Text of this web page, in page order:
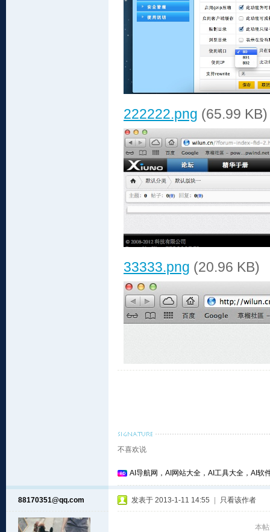
222222.png (65.99 KB)
33333.png (20.96 KB)
不喜欢说
AI导航网，AI网站大全，AI工具大全，AI软
88170351@qq.com 发表于 2013-1-11 14:55 只看该作者
本